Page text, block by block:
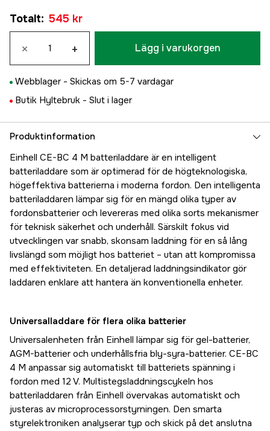
Totalt: 545 kr
× + Lägg i varukorgen
Webblager - Skickas om 5-7 vardagar
Butik Hyltebruk - Slut i lager
Produktinformation
Einhell CE-BC 4 M batteriladdare är en intelligent
batteriladdare som är optimerad för de högteknologiska,
högeffektiva batterierna i moderna fordon. Den intelligenta
batteriladdaren lämpar sig för en mängd olika typer av
fordonsbatterier och levereras med olika sorts mekanismer
för teknisk säkerhet och underhåll. Särskilt fokus vid
utvecklingen var snabb, skonsam laddning för en så lång
livslängd som möjligt hos batteriet – utan att kompromissa
med effektiviteten. En detaljerad laddningsindikator gör
laddaren enklare att hantera än konventionella enheter.
Universalladdare för flera olika batterier
Universalenheten från Einhell lämpar sig för gel-batterier,
AGM-batterier och underhållsfria bly-syra-batterier. CE-BC
4 M anpassar sig automatiskt till batteriets spänning i
fordon med 12 V. Multistegsladdningscykeln hos
batteriladdaren från Einhell övervakas automatiskt och
justeras av microprocessorstyrningen. Den smarta
styrelektroniken analyserar typ och skick på det anslutna